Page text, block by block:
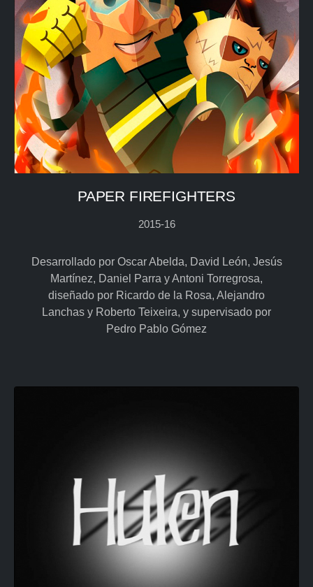
PAPER FIREFIGHTERS
2015-16
Desarrollado por Oscar Abelda, David León, Jesús
Martínez, Daniel Parra y Antoni Torregrosa,
diseñado por Ricardo de la Rosa, Alejandro
Lanchas y Roberto Teixeira, y supervisado por
Pedro Pablo Gómez